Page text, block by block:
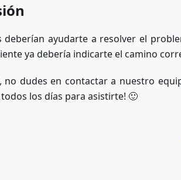
deberían ayudarte a resolver el
ya debería indicarte el camino
no dudes en contactar a nuestro
los días para asistirte! 🙂